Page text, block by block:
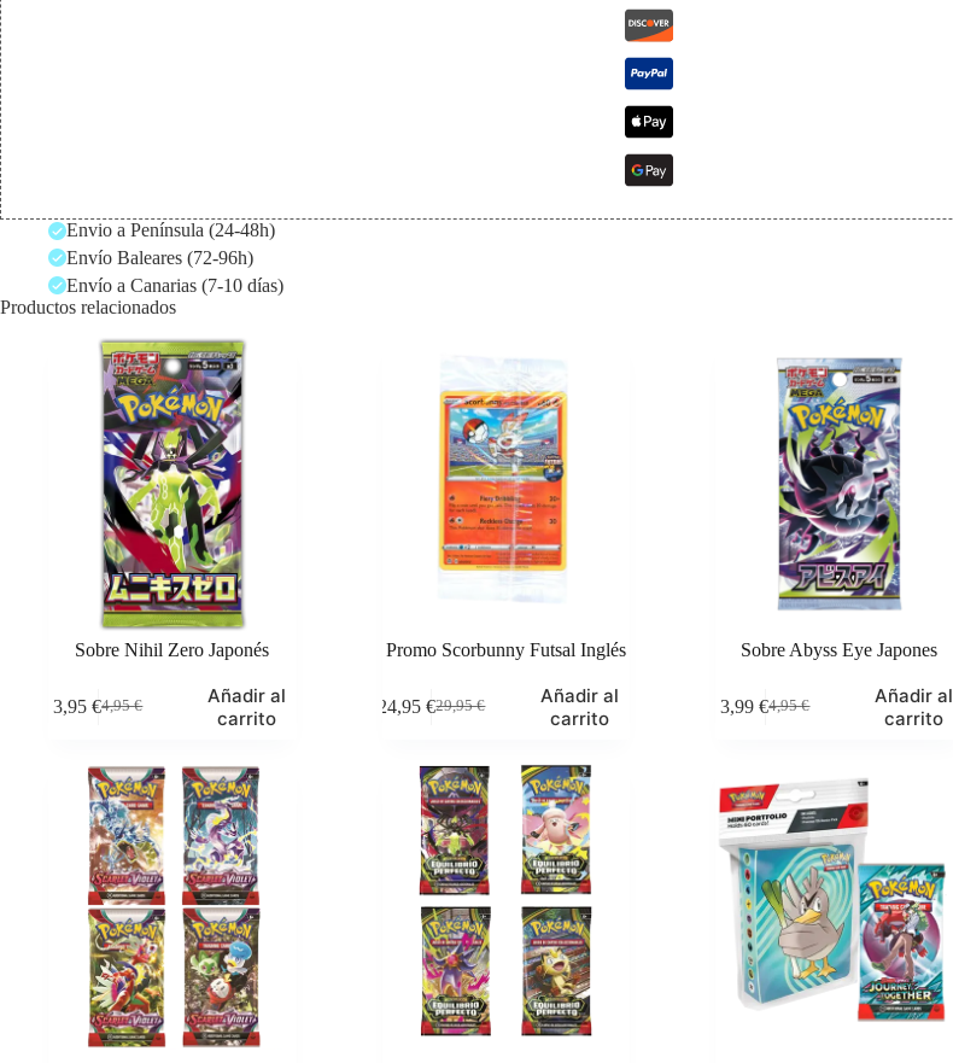
Envio a Península (24-48h)
Envío Baleares (72-96h)
Envío a Canarias (7-10 días)
Productos relacionados
Sobre Nihil Zero Japonés
4,95€
El
era:
4,95 €.
3,95€El
es:
3,95 €.
Añadir al
carrito
Promo Scorbunny Futsal Inglés
29,95€
El
era:
29,95 €.
24,95€El
es:
24,95 €.
Añadir al
carrito
Sobre Abyss Eye Japones
4,95€
El
era:
4,95 €.
3,99€El
es:
3,99 €.
Añadir al
carrito